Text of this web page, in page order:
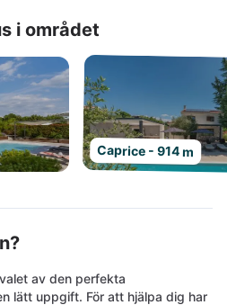
i området
Caprice - 914 m
av den perfekta
lätt uppgift. För att hjälpa dig har